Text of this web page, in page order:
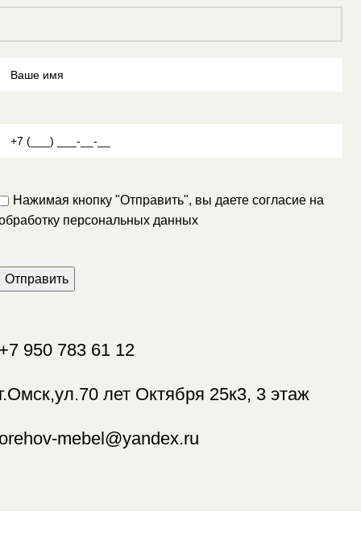
Нажимая кнопку "Отправить", вы даете согласие на
персональных данных
950 783 61 12
лет Октября 25к3, 3 этаж
mebel@yandex.ru